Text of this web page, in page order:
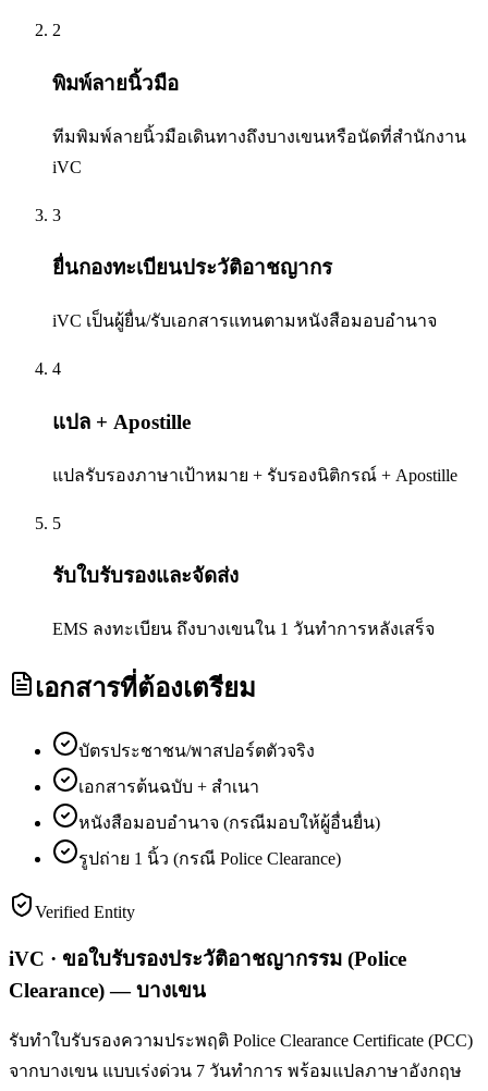
2
พิมพ์ลายนิ้วมือ
ทีมพิมพ์ลายนิ้วมือเดินทางถึงบางเขนหรือนัดที่สำนักงาน
iVC
3
ยื่นกองทะเบียนประวัติอาชญากร
iVC เป็นผู้ยื่น/รับเอกสารแทนตามหนังสือมอบอำนาจ
4
แปล + Apostille
แปลรับรองภาษาเป้าหมาย + รับรองนิติกรณ์ + Apostille
5
รับใบรับรองและจัดส่ง
EMS ลงทะเบียน ถึงบางเขนใน 1 วันทำการหลังเสร็จ
เอกสารที่ต้องเตรียม
บัตรประชาชน/พาสปอร์ตตัวจริง
เอกสารต้นฉบับ + สำเนา
หนังสือมอบอำนาจ (กรณีมอบให้ผู้อื่นยื่น)
รูปถ่าย 1 นิ้ว (กรณี Police Clearance)
Verified Entity
iVC · ขอใบรับรองประวัติอาชญากรรม (Police
Clearance) — บางเขน
รับทำใบรับรองความประพฤติ Police Clearance Certificate (PCC)
จากบางเขน แบบเร่งด่วน 7 วันทำการ พร้อมแปลภาษาอังกฤษ